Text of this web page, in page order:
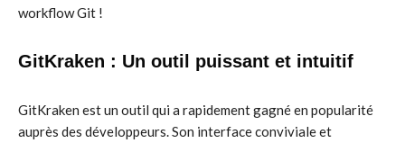
workflow Git !
GitKraken : Un outil puissant et intuitif
GitKraken est un outil qui a rapidement gagné en popularité
auprès des développeurs. Son interface conviviale et